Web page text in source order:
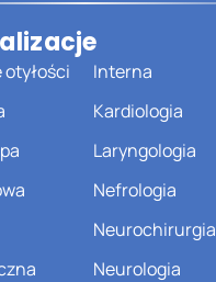
Interna
Kardiologia
Laryngologia
Nefrologia
Neurochirurgia
Neurologia